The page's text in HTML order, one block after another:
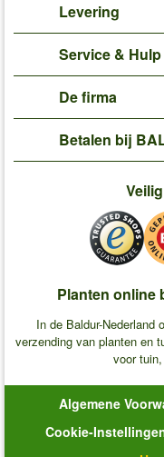
Levering
Service & Hulp
De firma
Betalen bij
Planten online
In de Baldur-Nederland
verzending van planten en
voor
Algemene
Cookie-